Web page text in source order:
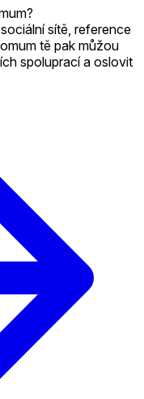
sítě, reference
tě pak můžou
spoluprací a oslovit